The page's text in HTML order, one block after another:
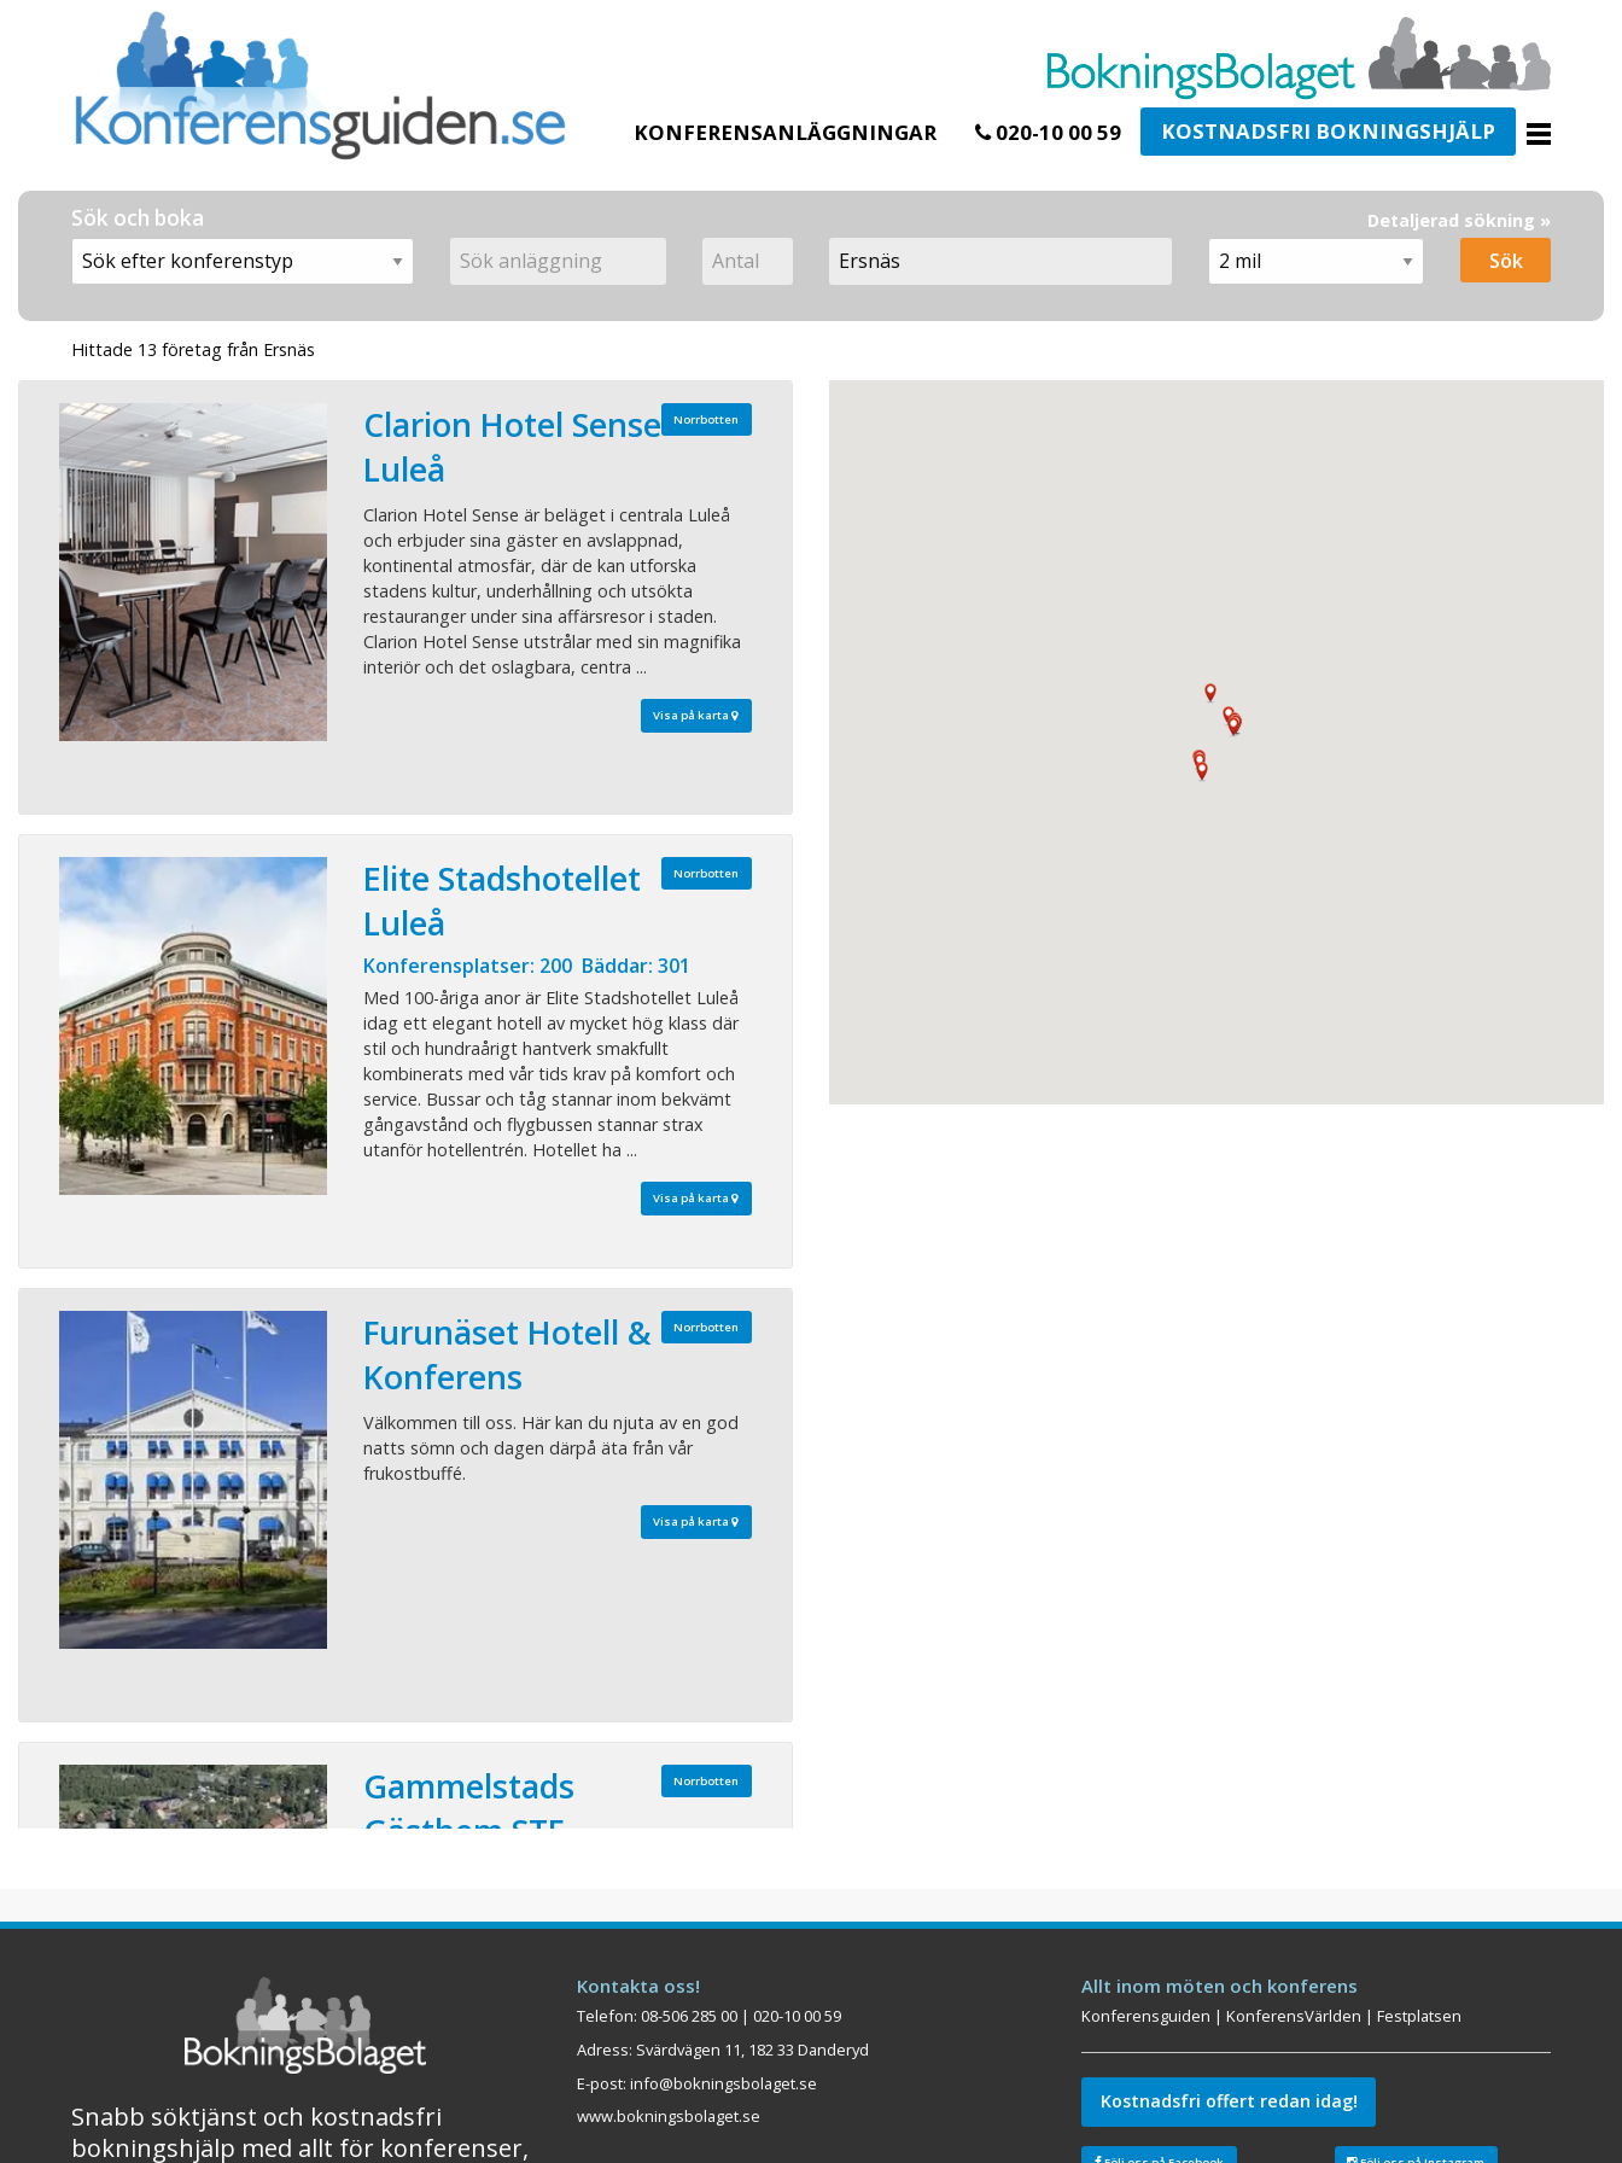
KONFERENSANLÄGGNINGAR 020-10 00 59 KOSTNADSFRI BOKNINGSHJÄLP
Sök och boka Detaljerad sökning »
Hittade 13 företag från Ersnäs
Norrbotten
Clarion Hotel Sense
Luleå
Clarion Hotel Sense är beläget i centrala Luleå
och erbjuder sina gäster en avslappnad,
kontinental atmosfär, där de kan utforska
stadens kultur, underhållning och utsökta
restauranger under sina affärsresor i staden.
Clarion Hotel Sense utstrålar med sin magnifika
interiör och det oslagbara, centra ...
Visa på karta
Norrbotten
Elite Stadshotellet
Luleå
Konferensplatser: 200 Bäddar: 301
Med 100-åriga anor är Elite Stadshotellet Luleå
idag ett elegant hotell av mycket hög klass där
stil och hundraårigt hantverk smakfullt
kombinerats med vår tids krav på komfort och
service. Bussar och tåg stannar inom bekvämt
gångavstånd och flygbussen stannar strax
utanför hotellentrén. Hotellet ha ...
Visa på karta
Norrbotten
Furunäset Hotell &
Konferens
Välkommen till oss. Här kan du njuta av en god
natts sömn och dagen därpå äta från vår
frukostbuffé.
Visa på karta
Norrbotten
Gammelstads
Gästhem STF
friluftsmuseum och hela den fantastiska
Snabb söktjänst och kostnadsfri
bokningshjälp med allt för konferenser,
Kontakta oss!
Telefon: 08-506 285 00 | 020-10 00 59
Adress: Svärdvägen 11, 182 33 Danderyd
E-post: info@bokningsbolaget.se
www.bokningsbolaget.se
Allt inom möten och konferens
Konferensguiden |KonferensVärlden |Festplatsen
Kostnadsfri offert redan idag!